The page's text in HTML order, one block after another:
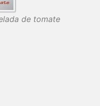
de tomate